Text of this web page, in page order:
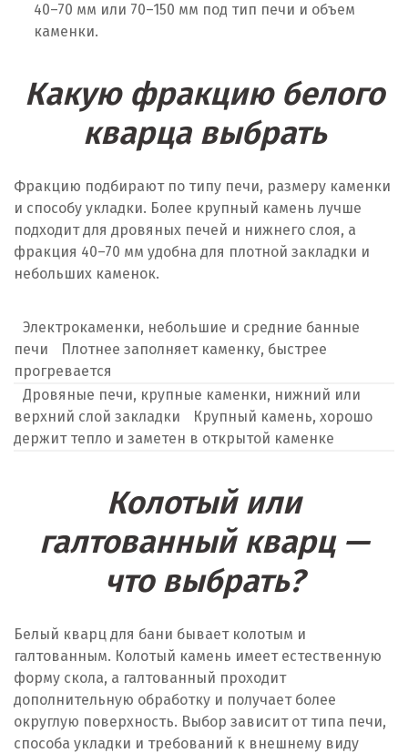
40–70 мм или 70–150 мм под тип печи и объем
каменки.
Какую фракцию белого
кварца выбрать
Фракцию подбирают по типу печи, размеру каменки
и способу укладки. Более крупный камень лучше
подходит для дровяных печей и нижнего слоя, а
фракция 40–70 мм удобна для плотной закладки и
небольших каменок.
Электрокаменки, небольшие и средние банные
печи
Плотнее заполняет каменку, быстрее
прогревается
Дровяные печи, крупные каменки, нижний или
верхний слой закладки
Крупный камень, хорошо
держит тепло и заметен в открытой каменке
Колотый или
галтованный кварц —
что выбрать?
Белый кварц для бани бывает колотым и
галтованным. Колотый камень имеет естественную
форму скола, а галтованный проходит
дополнительную обработку и получает более
округлую поверхность. Выбор зависит от типа печи,
способа укладки и требований к внешнему виду